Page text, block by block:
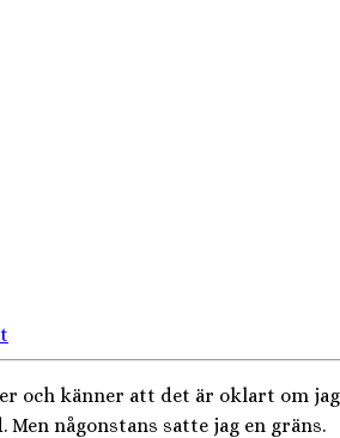
och känner att det är oklart om
någonstans satte jag en gräns.